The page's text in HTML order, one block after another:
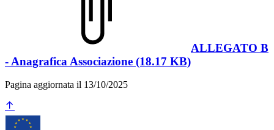
ALLEGATO B
- Anagrafica Associazione (18.17 KB)
Pagina aggiornata il 13/10/2025